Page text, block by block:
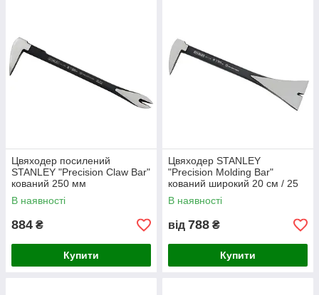
Цвяходер посилений
STANLEY "Precision Claw Bar"
кований 250 мм
В наявності
884 ₴
Купити
Цвяходер STANLEY
"Precision Molding Bar"
кований широкий 20 см / 25
см
В наявності
від 788 ₴
Купити